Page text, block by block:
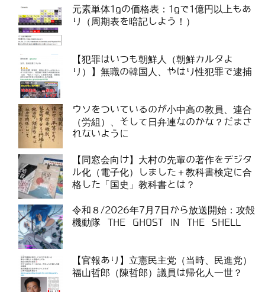
元素単体1gの価格表：1gで1億円以上もあ
り（周期表を暗記しよう！）
【犯罪はいつも朝鮮人（朝鮮カルタよ
り）】無職の韓国人、やはり性犯罪で逮捕
ウソをついているのが小中高の教員、連合
（労組）、そして日弁連なのかな？だまさ
れないように
【同窓会向け】大村の先輩の著作をデジタ
ル化（電子化）しました＋教科書検定に合
格した「国史」教科書とは？
令和８/2026年7月7日から放送開始：攻殻
機動隊 THE GHOST IN THE SHELL
【官報あり】立憲民主党（当時、民進党）
福山哲郎（陳哲郎）議員は帰化人一世？